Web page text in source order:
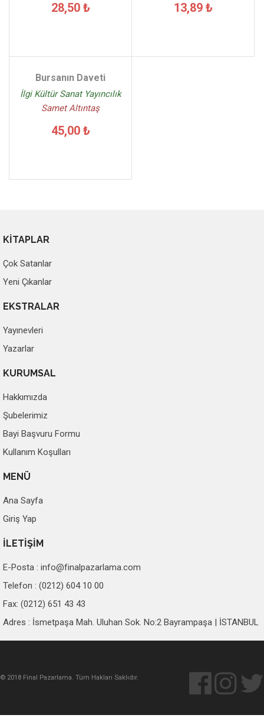
28,50 ₺ 13,89 ₺
Bursanın Daveti
İlgi Kültür Sanat Yayıncılık
Samet Altıntaş
45,00 ₺
KİTAPLAR
Çok Satanlar
Yeni Çıkanlar
EKSTRALAR
Yayınevleri
Yazarlar
KURUMSAL
Hakkımızda
Şubelerimiz
Bayi Başvuru Formu
Kullanım Koşulları
MENÜ
Ana Sayfa
Giriş Yap
İLETİŞİM
E-Posta : info@finalpazarlama.com
Telefon : (0212) 604 10 00
Fax: (0212) 651 43 43
Adres : İsmetpaşa Mah. Uluhan Sok. No:2 Bayrampaşa | İSTANBUL
© 2018 Final Pazarlama. Tüm Hakları Saklıdır.